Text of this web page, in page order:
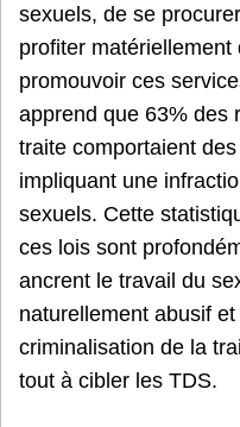
sexuels, de se
profiter
promouvoir ces
apprend que 63% des
traite comportaient
impliquant une
sexuels. Cette
ces lois sont
ancrent le travail du
naturellement abusif
criminalisation de la
tout à cibler les TDS.